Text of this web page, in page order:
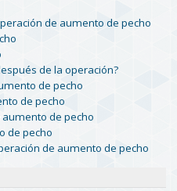
de aumento de pecho
de la operación?
de pecho
de pecho
de pecho
de pecho
de aumento de pecho